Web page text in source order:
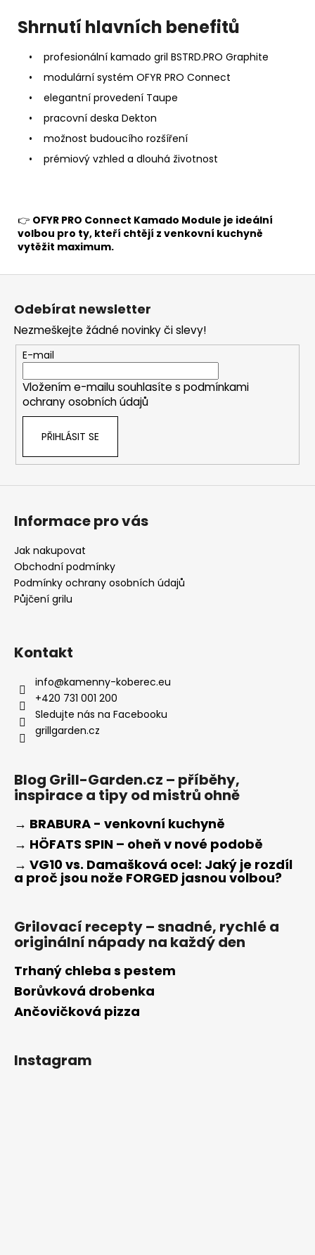
Shrnutí hlavních benefitů
• profesionální kamado gril BSTRD.PRO Graphite
• modulární systém OFYR PRO Connect
• elegantní provedení Taupe
• pracovní deska Dekton
• možnost budoucího rozšíření
• prémiový vzhled a dlouhá životnost
👉 OFYR PRO Connect Kamado Module je ideální
volbou pro ty, kteří chtějí z venkovní kuchyně
vytěžit maximum.
Z
Odebírat newsletter
Nezmeškejte žádné novinky či slevy!
E-mail
Vložením e-mailu souhlasíte s podmínkami
ochrany osobních údajů
PŘIHLÁSIT SE
Informace pro vás
Jak nakupovat
Obchodní podmínky
Podmínky ochrany osobních údajů
Půjčení grilu
Kontakt
info@kamenny-koberec.eu
+420 731 001 200
Sledujte nás na Facebooku
grillgarden.cz
Blog Grill-Garden.cz – příběhy,
inspirace a tipy od mistrů ohně
→ BRABURA - venkovní kuchyně
→ HÖFATS SPIN – oheň v nové podobě
→ VG10 vs. Damašková ocel: Jaký je rozdíl
a proč jsou nože FORGED jasnou volbou?
Grilovací recepty – snadné, rychlé a
originální nápady na každý den
Trhaný chleba s pestem
Borůvková drobenka
Ančovičková pizza
Instagram